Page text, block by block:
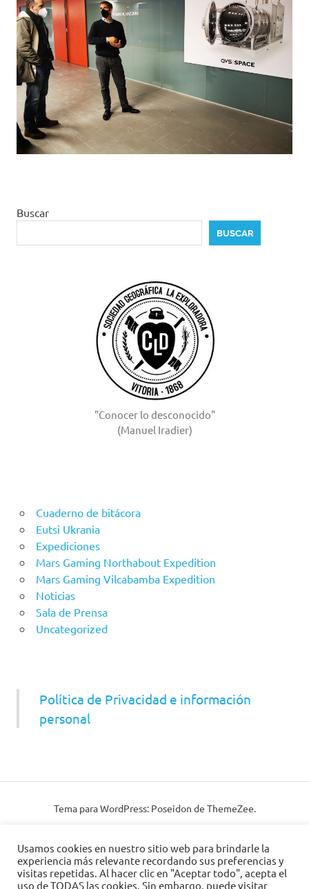
Buscar
BUSCAR
"Conocer lo desconocido"
(Manuel Iradier)
Cuaderno de bitácora
Eutsi Ukrania
Expediciones
Mars Gaming Northabout Expedition
Mars Gaming Vilcabamba Expedition
Noticias
Sala de Prensa
Uncategorized
Política de Privacidad e información
personal
Tema para WordPress: Poseidon de ThemeZee.
Usamos cookies en nuestro sitio web para brindarle la
experiencia más relevante recordando sus preferencias y
visitas repetidas. Al hacer clic en "Aceptar todo", acepta el
uso de TODAS las cookies. Sin embargo, puede visitar